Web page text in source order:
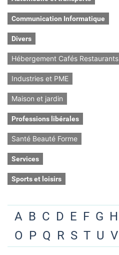
Communication Informatique
Divers
Hébergement Cafés Restaurants
Industries et PME
Maison et jardin
Professions libérales
Santé Beauté Forme
Services
Sports et loisirs
A B C D E F G H
O P Q R S T U V